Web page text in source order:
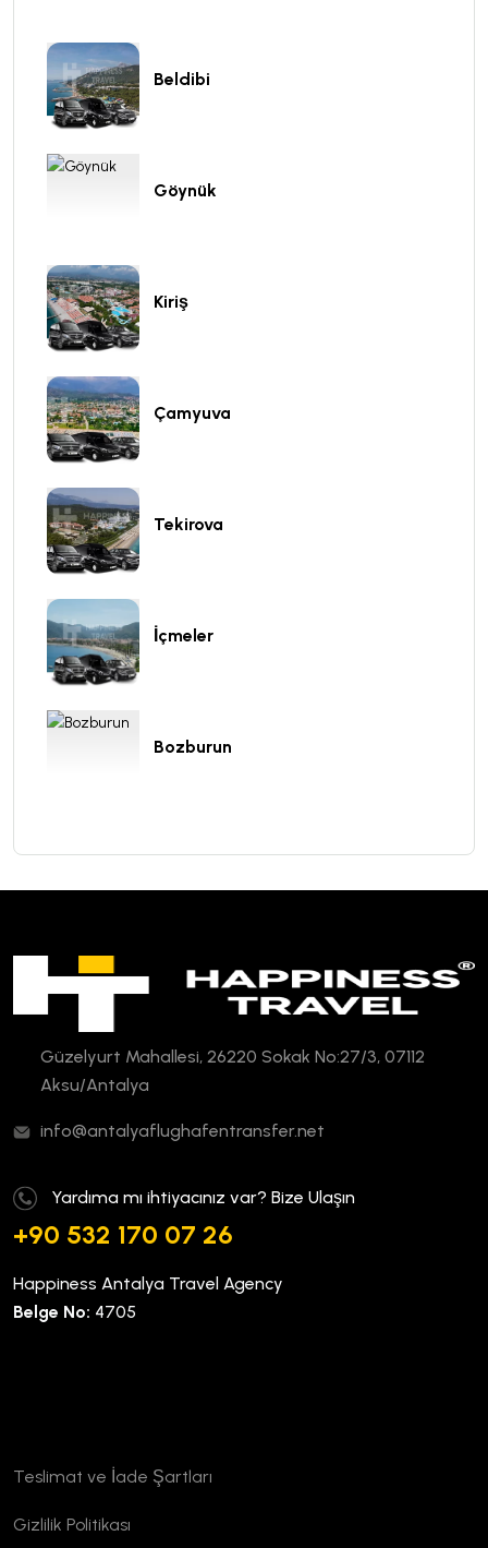
Beldibi
Göynük
Kiriş
Çamyuva
Tekirova
İçmeler
Bozburun
Güzelyurt Mahallesi, 26220 Sokak No:27/3, 07112
Aksu/Antalya
info@antalyaflughafentransfer.net
Yardıma mı ihtiyacınız var? Bize Ulaşın
+90 532 170 07 26
Happiness Antalya Travel Agency
Belge No: 4705
Teslimat ve İade Şartları
Gizlilik Politikası